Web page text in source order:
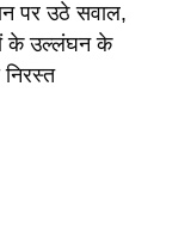
पर उठे सवाल,
के उल्लंघन के